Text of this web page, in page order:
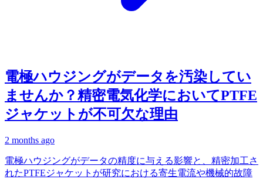
電極ハウジングがデータを汚染してい
ませんか？精密電気化学においてPTFE
ジャケットが不可欠な理由
2 months ago
電極ハウジングがデータの精度に与える影響と、精密加工さ
れたPTFEジャケットが研究における寄生電流や機械的故障